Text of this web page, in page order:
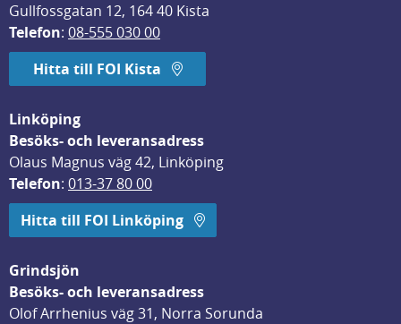
Gullfossgatan 12, 164 40 Kista
Telefon: 08-555 030 00
Hitta till FOI Kista
Linköping
Besöks- och leveransadress
Olaus Magnus väg 42, Linköping
Telefon: 013-37 80 00
Hitta till FOI Linköping
Grindsjön
Besöks- och leveransadress
Olof Arrhenius väg 31, Norra Sorunda